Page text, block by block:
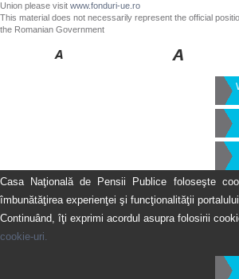
Union please visit www.fonduri-ue.ro
This material does not necessarily represent the official
the Romanian Government
Casa Naţională de Pensii Publice foloseşte
îmbunătăţirea experienţei şi funcţionalităţii
Continuând, îţi exprimi acordul asupra folosirii
cookie-uri.